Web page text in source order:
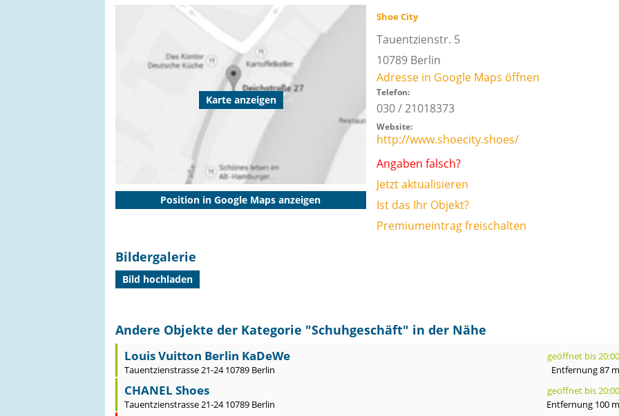
Karte anzeigen
Position in Google Maps anzeigen
Shoe City
Tauentzienstr. 5
10789 Berlin
Adresse in Google Maps öffnen
Telefon:
030 / 21018373
Website:
http://www.shoecity.shoes/
Angaben falsch?
Jetzt aktualisieren
Ist das Ihr Objekt?
Premiumeintrag freischalten
Bildergalerie
Bild hochladen
Andere Objekte der Kategorie "Schuhgeschäft" in der Nähe
Louis Vuitton Berlin KaDeWe
geöffnet bis 20:00
Tauentzienstrasse 21-24 10789 Berlin
Entfernung 87 m
CHANEL Shoes
geöffnet bis 20:00
Tauentzienstrasse 21-24 10789 Berlin
Entfernung 100 m